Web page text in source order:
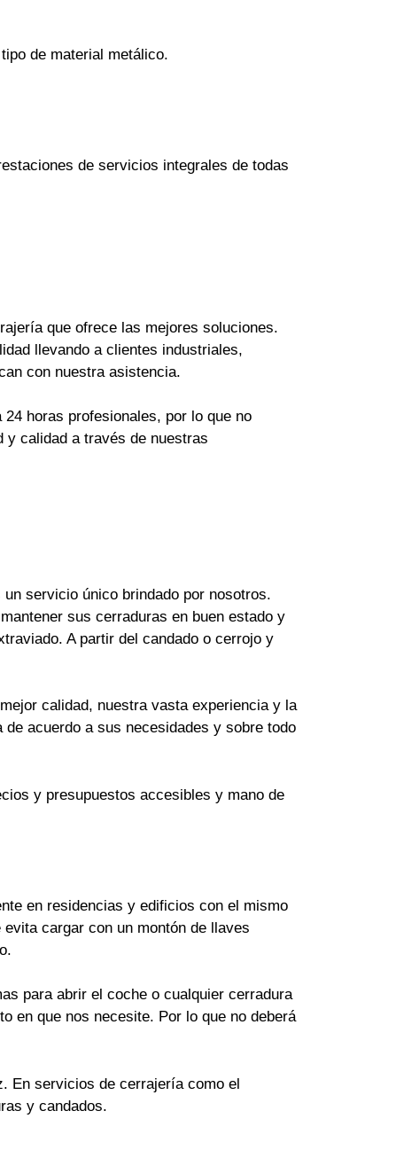
de material metálico.
de servicios integrales de todas
que ofrece las mejores soluciones.
llevando a clientes industriales,
con nuestra asistencia.
horas profesionales, por lo que no
y calidad a través de nuestras
servicio único brindado por nosotros.
sus cerraduras en buen estado y
A partir del candado o cerrojo y
calidad, nuestra vasta experiencia y la
acuerdo a sus necesidades y sobre todo
y presupuestos accesibles y mano de
en residencias y edificios con el mismo
cargar con un montón de llaves
para abrir el coche o cualquier cerradura
en que nos necesite. Por lo que no deberá
En servicios de cerrajería como el
y candados.